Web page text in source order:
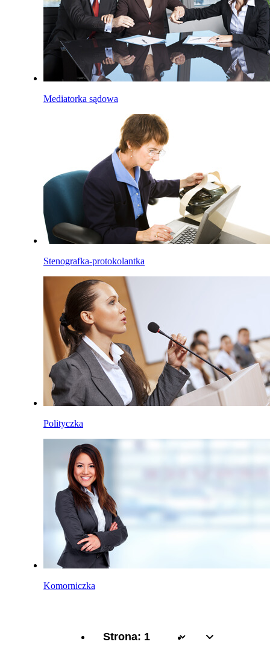
Mediatorka sądowa
Stenografka-protokolantka
Polityczka
Komorniczka